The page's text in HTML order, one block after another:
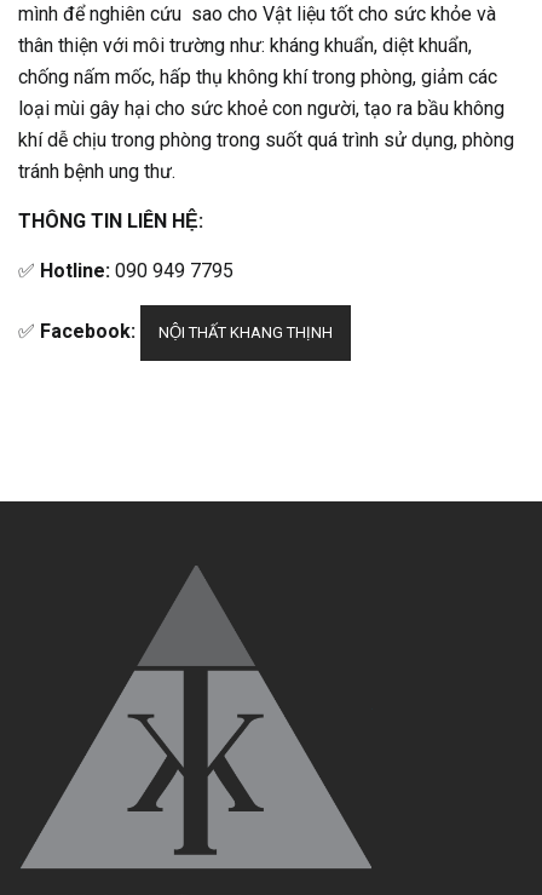
mình để nghiên cứu sao cho Vật liệu tốt cho sức khỏe và
thân thiện với môi trường như: kháng khuẩn, diệt khuẩn,
chống nấm mốc, hấp thụ không khí trong phòng, giảm các
loại mùi gây hại cho sức khoẻ con người, tạo ra bầu không
khí dễ chịu trong phòng trong suốt quá trình sử dụng, phòng
tránh bệnh ung thư.
THÔNG TIN LIÊN HỆ:
✅ Hotline: 090 949 7795
✅ Facebook: NỘI THẤT KHANG THỊNH